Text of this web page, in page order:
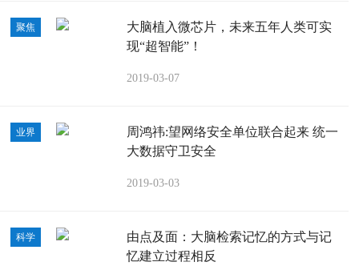
聚焦
大脑植入微芯片，未来五年人类可实
现“超智能”！
2019-03-07
业界
周鸿祎:望网络安全单位联合起来 统一
大数据守卫安全
2019-03-03
科学
由点及面：大脑检索记忆的方式与记
忆建立过程相反